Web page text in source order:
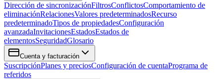
Dirección de sincronizaciónFiltrosConflictosComportamiento de
eliminaciónRelacionesValores predeterminadosRecurso
predeterminadoTipos de propiedadesConfiguración
avanzadaInvitacionesEstadosEstados de
elementosSeguridadGlosario
Cuenta y facturación
SuscripciónPlanes y preciosConfiguración de cuentaPrograma de
referidos